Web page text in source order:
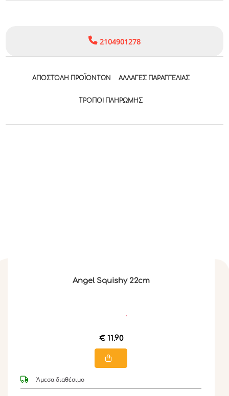
2104901278
ΑΠΟΣΤΟΛΉ ΠΡΟΪΌΝΤΩΝ ΑΛΛΑΓΈΣ ΠΑΡΑΓΓΕΛΊΑΣ
ΤΡΟΠΟΙ ΠΛΗΡΩΜΉΣ
Angel Squishy 22cm
€ 11.90
Άμεσα διαθέσιμο